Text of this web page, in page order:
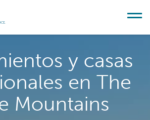
y casas
en The
Mountains